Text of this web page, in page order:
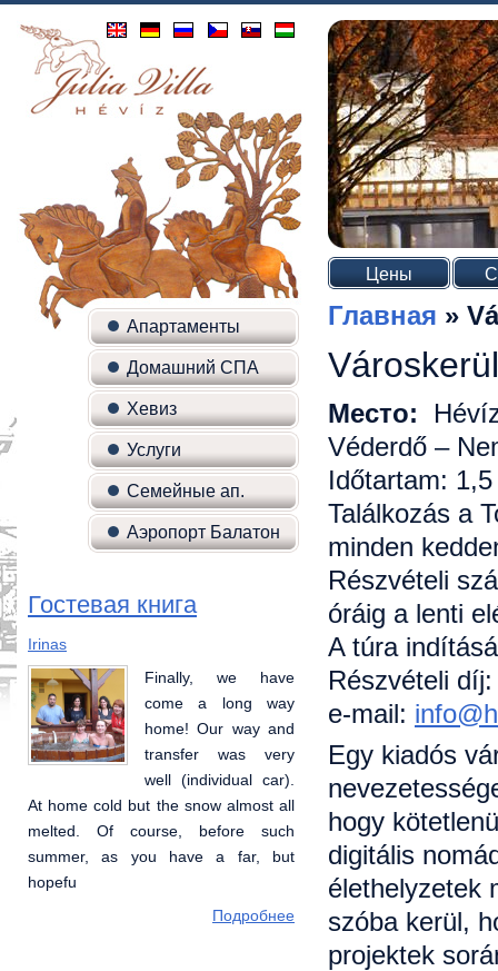
Цены
Апартаменты
Домашний СПА
Хевиз
Услуги
Семейные ап.
Аэропорт Балатон
Гостевая книга
Irinas
Finally, we have
come a long way
home! Our way and
transfer was very
well (individual car).
At home cold but the snow almost all
melted. Of course, before such
summer, as you have a far, but
hopefu
Подробнее
Галина, Алеся, Геннадий, Данила
отдыхали семьей с
2 детьми в мае.все
очень понравилось-
уютный двор с
качелью и
песочницей(дочь 4 лет это очень
порадовало).очень приятные и
внимательные хозяева, дали круги
и талоны со скидкой для
Подробнее
Главная »
Место:
Véderdő –
Időtartam:
Találkozás a
minden
Részvételi
óráig a lenti
A túra
Részvételi
e-mail:
Egy kiadós
hogy
digitális
élethelyzetek
szóba kerül,
projektek